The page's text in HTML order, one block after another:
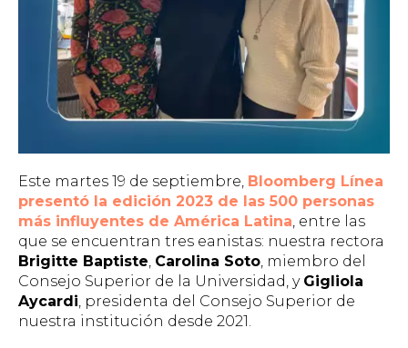
Este martes 19 de septiembre, Bloomberg Línea
presentó la edición 2023 de las 500 personas
más influyentes de América Latina, entre las
que se encuentran tres eanistas: nuestra rectora
Brigitte Baptiste, Carolina Soto, miembro del
Consejo Superior de la Universidad, y Gigliola
Aycardi, presidenta del Consejo Superior de
nuestra institución desde 2021.